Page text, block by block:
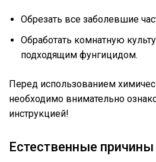
Обрезать все заболевшие
Обработать комнатную
подходящим фунгицидом.
Перед использованием
необходимо внимательно
инструкцией!
Естественные причины